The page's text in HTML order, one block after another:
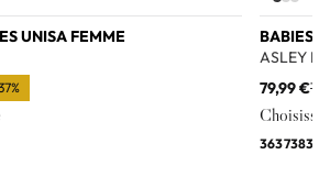
UNISA FEMME
BABIES
ASLEY
79,99 €
36373839